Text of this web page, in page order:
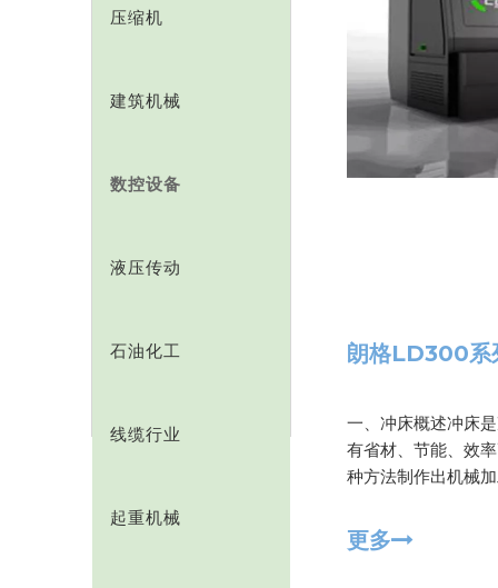
压缩机
建筑机械
数控设备
液压传动
石油化工
线缆行业
起重机械
朗格LD300系
一、冲床概述冲床
有省材、节能、效
种方法制作出机械
更多